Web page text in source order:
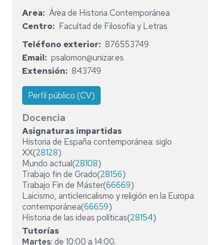
Area
Área de Historia Contemporánea
Centro
Facultad de Filosofía y Letras
Teléfono exterior
876553749
Email
psalomon@unizar.es
Extensión
843749
Perfil público (CV)
Docencia
Asignaturas impartidas
Historia de España contemporánea: siglo
XX(28128)
Mundo actual(28108)
Trabajo fin de Grado(28156)
Trabajo Fin de Máster(66669)
Laicismo, anticlericalismo y religión en la Europa
contemporánea(66659)
Historia de las ideas políticas(28154)
Tutorías
Martes: de 10:00 a 14:00.